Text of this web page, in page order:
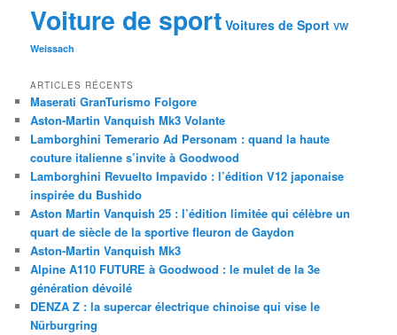
Voiture de sport Voitures de Sport VW
Weissach
ARTICLES RÉCENTS
Maserati GranTurismo Folgore
Aston-Martin Vanquish Mk3 Volante
Lamborghini Temerario Ad Personam : quand la haute
couture italienne s’invite à Goodwood
Lamborghini Revuelto Impavido : l’édition V12 japonaise
inspirée du Bushido
Aston Martin Vanquish 25 : l’édition limitée qui célèbre un
quart de siècle de la sportive fleuron de Gaydon
Aston-Martin Vanquish Mk3
Alpine A110 FUTURE à Goodwood : le mulet de la 3e
génération dévoilé
DENZA Z : la supercar électrique chinoise qui vise le
Nürburgring